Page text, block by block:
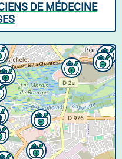
DE MÉDECINE